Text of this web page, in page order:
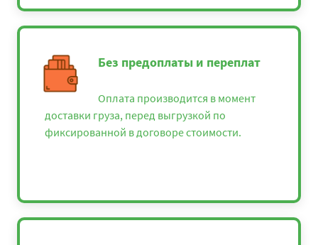
Без предоплаты и переплат
Оплата производится в момент
доставки груза, перед выгрузкой по
фиксированной в договоре стоимости.